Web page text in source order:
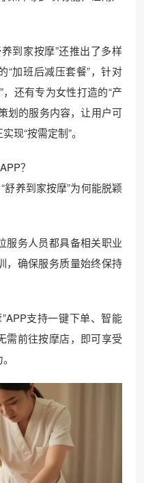
到家按摩”还推出了多样
“加班后减压套餐”，针对
还有专为女性打造的“产
划的服务内容，让用户可
现“按需定制”。
？
舒养到家按摩”为何能脱颖
服务人员都具备相关职业
，确保服务质量始终保持
支持一键下单、智能
需前往按摩店，即可享受